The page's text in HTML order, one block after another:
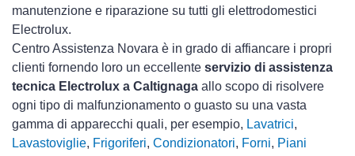
manutenzione e riparazione su tutti gli elettrodomestici
Electrolux.
Centro Assistenza Novara è in grado di affiancare i propri
clienti fornendo loro un eccellente servizio di assistenza
tecnica Electrolux a Caltignaga allo scopo di risolvere
ogni tipo di malfunzionamento o guasto su una vasta
gamma di apparecchi quali, per esempio, Lavatrici,
Lavastoviglie, Frigoriferi, Condizionatori, Forni, Piani